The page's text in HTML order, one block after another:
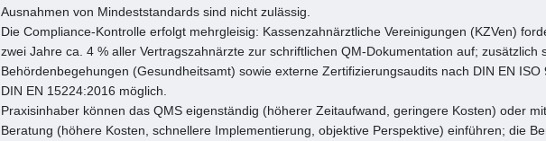
Ausnahmen von Mindeststandards sind nicht zulässig.
Die Compliance-Kontrolle erfolgt mehrgleisig: Kassenzahnärztliche Vereinigungen (KZVen)
zwei Jahre ca. 4 % aller Vertragszahnärzte zur schriftlichen QM-Dokumentation auf; zusätzlich
Behördenbegehungen (Gesundheitsamt) sowie externe Zertifizierungsaudits nach DIN EN ISO
DIN EN 15224:2016 möglich.
Praxisinhaber können das QMS eigenständig (höherer Zeitaufwand, geringere Kosten) oder
Beratung (höhere Kosten, schnellere Implementierung, objektive Perspektive) einführen; die